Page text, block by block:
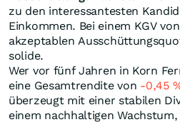
zu den interessantesten
Einkommen. Bei einem KGV
akzeptablen
solide.
Wer vor fünf Jahren in Korn
eine Gesamtrendite von -0,45
überzeugt mit einer stabilen
einem nachhaltigen